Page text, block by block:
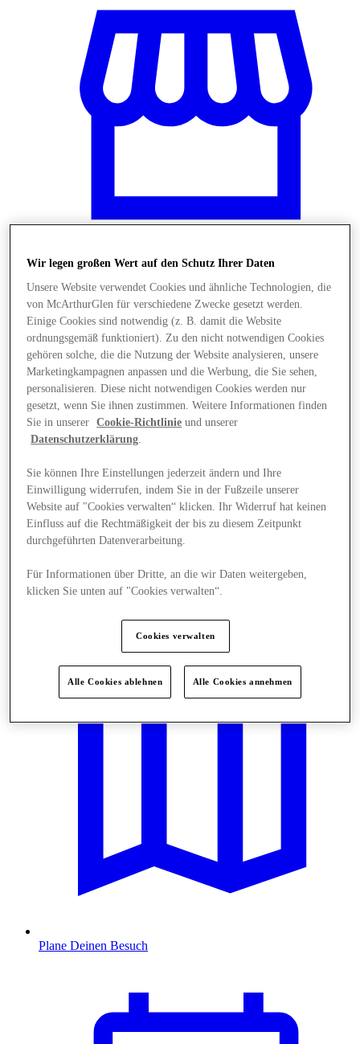
Stores
Plane Deinen Besuch
Wir legen großen Wert auf den Schutz Ihrer Daten
Unsere Website verwendet Cookies und ähnliche Technologien, die
von McArthurGlen für verschiedene Zwecke gesetzt werden.
Einige Cookies sind notwendig (z. B. damit die Website
ordnungsgemäß funktioniert). Zu den nicht notwendigen Cookies
gehören solche, die die Nutzung der Website analysieren, unsere
Marketingkampagnen anpassen und die Werbung, die Sie sehen,
personalisieren. Diese nicht notwendigen Cookies werden nur
gesetzt, wenn Sie ihnen zustimmen. Weitere Informationen finden
Sie in unserer
Cookie-Richtlinie und unserer
Datenschutzerklärung.
Sie können Ihre Einstellungen jederzeit ändern und Ihre
Einwilligung widerrufen, indem Sie in der Fußzeile unserer
Website auf "Cookies verwalten“ klicken. Ihr Widerruf hat keinen
Einfluss auf die Rechtmäßigkeit der bis zu diesem Zeitpunkt
durchgeführten Datenverarbeitung.
Für Informationen über Dritte, an die wir Daten weitergeben,
klicken Sie unten auf "Cookies verwalten“.
Cookies verwalten
Alle Cookies ablehnen Alle Cookies annehmen